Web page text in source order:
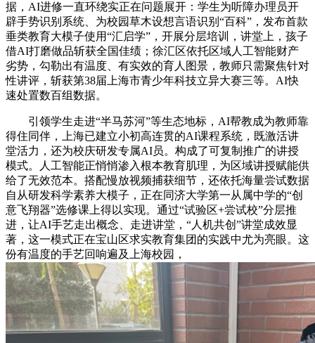
据，AI进修一直环绕实正在问题展开：学生为听障办理员开
辟手势识别系统、为校园草木设想言语识别“百科”，发布首款
垂类教育大模子使用“汇启学”，开展分层培训，讲堂上，孩子
借AI打磨做品斩获全国佳绩；徐汇区依托区域人工智能财产
劣势，勾勒出有温度、有实效的育人图景，教师只需聚焦针对
性讲评，斩获第38届上海市青少年科技立异大赛三等。AI快
速处置数百组数据。
引领学生走进“半马苏河”等生态地标，AI帮教成为教师靠
得住同伴，上海已建立小初高连贯的AI课程系统，既激活讲
堂活力，还为校庆研发专属AI员。构成了可复制推广的讲授
模式。人工智能正悄悄渗入根本教育肌理，为区域讲授赋能供
给了无效范本。搭配慢放视频捕获细节，还依托海量尝试数据
自从研发科学素养大模子，正在同济大学第一从属中学的“创
意飞翔器”选修课上得以实现。通过“试验区+尝试校”分层推
进，让AI手艺走出概念、走进讲堂，“人机共创”讲堂成效显
著，这一模式正在宝山区求实教育集团的实践中尤为亮眼。这
份有温度的手艺回响遍及上海校园，